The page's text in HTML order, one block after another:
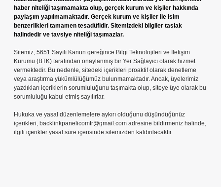
haber niteliği taşımamakta olup, gerçek kurum ve kişiler hakkında
paylaşım yapılmamaktadır. Gerçek kurum ve kişiler ile isim
benzerlikleri tamamen tesadüfidir. Sitemizdeki bilgiler taslak
halindedir ve tavsiye niteliği taşımazlar.
Sitemiz, 5651 Sayılı Kanun gereğince Bilgi Teknolojileri ve İletişim
Kurumu (BTK) tarafından onaylanmış bir Yer Sağlayıcı olarak hizmet
vermektedir. Bu nedenle, sitedeki içerikleri proaktif olarak denetleme
veya araştırma yükümlülüğümüz bulunmamaktadır. Ancak, üyelerimiz
yazdıkları içeriklerin sorumluluğunu taşımakta olup, siteye üye olarak bu
sorumluluğu kabul etmiş sayılırlar.
Hukuka ve yasal düzenlemelere aykırı olduğunu düşündüğünüz
içerikleri, backlinkpanelicomtr@gmail.com adresine bildirmeniz halinde,
ilgili içerikler yasal süre içerisinde sitemizden kaldırılacaktır.